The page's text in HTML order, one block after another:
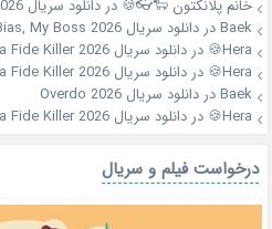
خانم پلانکتون 🐑👓🍪 دردانلود سریال Mousetrap 2026
Baekدردانلود سریال My Bias, My Boss 2026
Hera🍪
دردانلود سریال A Bona Fide Killer 2026
Hera🍪
دردانلود سریال A Bona Fide Killer 2026
Baekدردانلود سریال Overdo 2026
Hera🍪
دردانلود سریال A Bona Fide Killer 2026
درخواست فیلم و سریال